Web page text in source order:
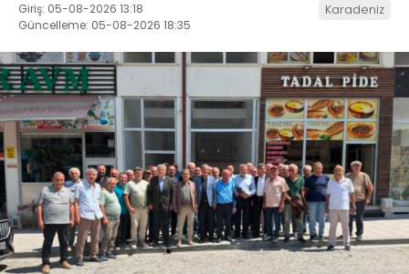
Giriş: 05-08-2026 13:18
Güncelleme: 05-08-2026 18:35
Karadeniz